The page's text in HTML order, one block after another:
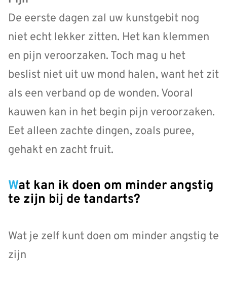
De eerste dagen zal uw kunstgebit nog
niet echt lekker zitten. Het kan klemmen
en pijn veroorzaken. Toch mag u het
beslist niet uit uw mond halen, want het zit
als een verband op de wonden. Vooral
kauwen kan in het begin pijn veroorzaken.
Eet alleen zachte dingen, zoals puree,
gehakt en zacht fruit.
Wat kan ik doen om minder angstig
te zijn bij de tandarts?
Wat je zelf kunt doen om minder angstig te
zijn